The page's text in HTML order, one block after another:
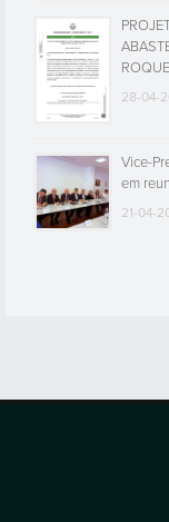
28-04-
Vice-
em
21-04-